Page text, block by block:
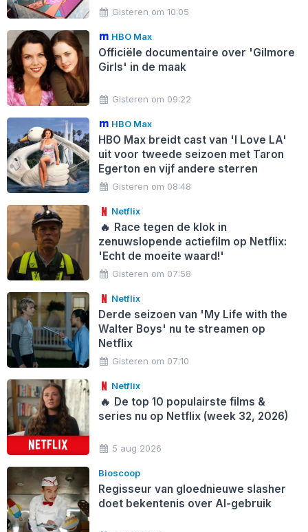
Gisteren om 10:05
HBO Max
Officiële documentaire over 'Gilmore
Girls' in de maak
Gisteren om 09:22
HBO Max
HBO Max breidt cast van 'I Love LA'
uit voor tweede seizoen met Taron
Egerton en vijf andere sterren
Gisteren om 08:48
Netflix
🔥 Race tegen de klok in
zenuwslopende actiefilm op Netflix:
'Echt de moeite waard!'
Gisteren om 07:58
Netflix
Derde seizoen van 'My Life with the
Walter Boys' nu te streamen op
Netflix
Gisteren om 07:10
Netflix
🔥 De top 10 populairste films &
series nu op Netflix (week 32, 2026)
5 aug 2026
Bioscoop
Regisseur van gloednieuwe slasher
doet bekentenis over AI-gebruik